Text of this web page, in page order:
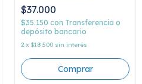
$37.000
$35.150 con Transferencia o
depósito bancario
2 x $18.500 sin interés